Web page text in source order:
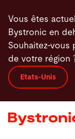
au
contenu
principal
Vous êtes
Bystronic en
Souhaitez-vous
de votre région
Etats-Unis
Machines
Services